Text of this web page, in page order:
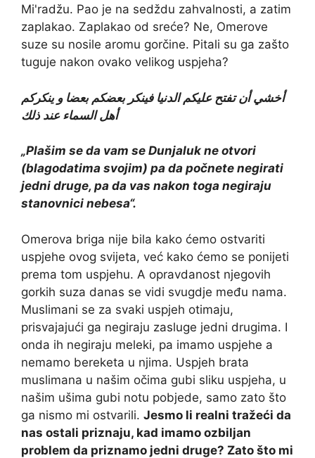
Mi'radžu. Pao je na sedždu zahvalnosti, a zatim
zaplakao. Zaplakao od sreće? Ne, Omerove
suze su nosile aromu gorčine. Pitali su ga zašto
tuguje nakon ovako velikog uspjeha?
أخشي أن تفتح عليكم الدنيا فينكر بعضكم بعضا و ينكركم
أهل السماء عند ذلك
„Plašim se da vam se Dunjaluk ne otvori
(blagodatima svojim) pa da počnete negirati
jedni druge, pa da vas nakon toga negiraju
stanovnici nebesa“.
Omerova briga nije bila kako ćemo ostvariti
uspjehe ovog svijeta, već kako ćemo se ponijeti
prema tom uspjehu. A opravdanost njegovih
gorkih suza danas se vidi svugdje među nama.
Muslimani se za svaki uspjeh otimaju,
prisvajajući ga negiraju zasluge jedni drugima. I
onda ih negiraju meleki, pa imamo uspjehe a
nemamo bereketa u njima. Uspjeh brata
muslimana u našim očima gubi sliku uspjeha, u
našim ušima gubi notu pobjede, samo zato što
ga nismo mi ostvarili. Jesmo li realni tražeći da
nas ostali priznaju, kad imamo ozbiljan
problem da priznamo jedni druge? Zato što mi